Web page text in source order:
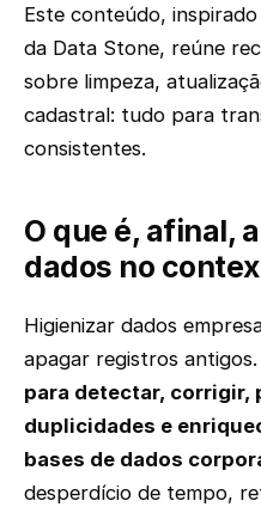
Este conteúdo,
da Data Stone, reúne
sobre limpeza,
cadastral: tudo para
consistentes.
O que é, afinal,
dados no
Higienizar dados
apagar registros antigos.
para detectar, corrigir,
duplicidades e
bases de dados
desperdício de tempo,